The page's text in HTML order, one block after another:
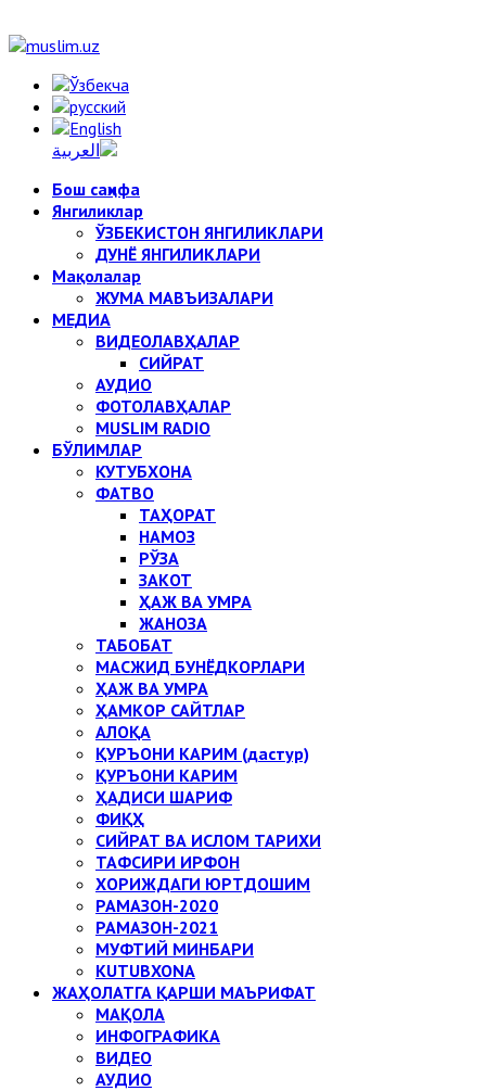
Бош саҳифа
Янгиликлар
ЎЗБЕКИСТОН ЯНГИЛИКЛАРИ
ДУНЁ ЯНГИЛИКЛАРИ
Мақолалар
ЖУМА МАВЪИЗАЛАРИ
МЕДИА
ВИДЕОЛАВҲАЛАР
СИЙРАТ
АУДИО
ФОТОЛАВҲАЛАР
MUSLIM RADIO
БЎЛИМЛАР
КУТУБХОНА
ФАТВО
ТАҲОРАТ
НАМОЗ
РЎЗА
ЗАКОТ
ҲАЖ ВА УМРА
ЖАНОЗА
ТАБОБАТ
МАСЖИД БУНЁДКОРЛАРИ
ҲАЖ ВА УМРА
ҲАМКОР САЙТЛАР
АЛОҚА
ҚУРЪОНИ КАРИМ (дастур)
ҚУРЪОНИ КАРИМ
ҲАДИСИ ШАРИФ
ФИҚҲ
СИЙРАТ ВА ИСЛОМ ТАРИХИ
ТАФСИРИ ИРФОН
ХОРИЖДАГИ ЮРТДОШИМ
РАМАЗОН-2020
РАМАЗОН-2021
МУФТИЙ МИНБАРИ
KUTUBXONA
ЖАҲОЛАТГА ҚАРШИ МАЪРИФАТ
МАҚОЛА
ИНФОГРАФИКА
ВИДЕО
АУДИО